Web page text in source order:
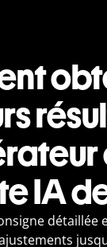
IA
détaillée